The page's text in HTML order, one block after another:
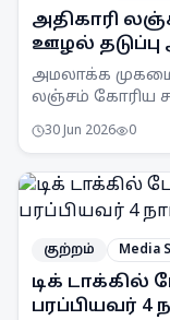
அதிகாரி
ஊழல்
அமலாக்க
லஞ்சம் கோரிய
30 Jun 2026 0
குற்றம் Media
டிக் டாக்கில்
பரப்பியவர்